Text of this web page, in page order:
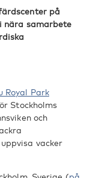
på
nära samarbete
Royal Park
Stockholms
och
vacker